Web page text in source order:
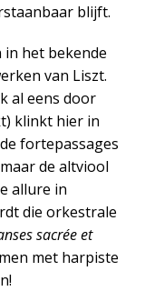
blijft.
het bekende
van Liszt.
al eens door
klinkt hier in
fortepassages
de altviool
allure in
die orkestrale
sacrée et
met harpiste